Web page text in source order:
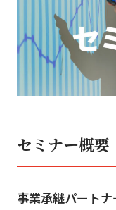
セミナー概要
事業承継パート